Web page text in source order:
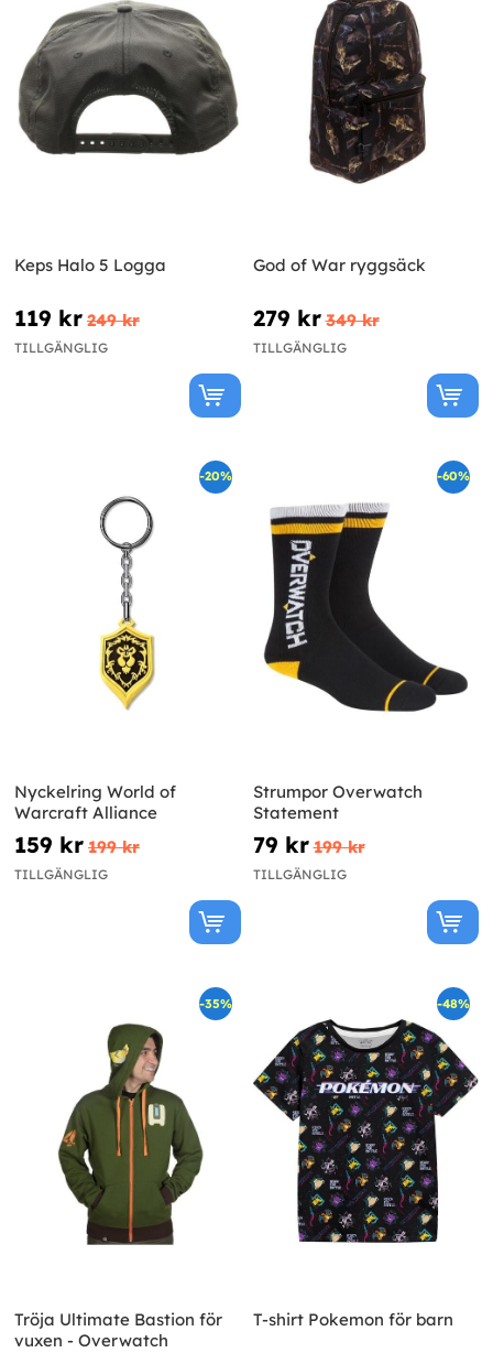
Keps Halo 5 Logga
119 kr 249 kr
TILLGÄNGLIG
God of War ryggsäck
279 kr 349 kr
TILLGÄNGLIG
-20%
Nyckelring World of
Warcraft Alliance
159 kr 199 kr
TILLGÄNGLIG
-60%
Strumpor Overwatch
Statement
79 kr 199 kr
TILLGÄNGLIG
-35%
Tröja Ultimate Bastion för
vuxen - Overwatch
-48%
T-shirt Pokemon för barn